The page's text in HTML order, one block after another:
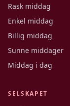
Rask middag
Enkel middag
Billig middag
Sunne middager
Middag i dag
SELSKAPET